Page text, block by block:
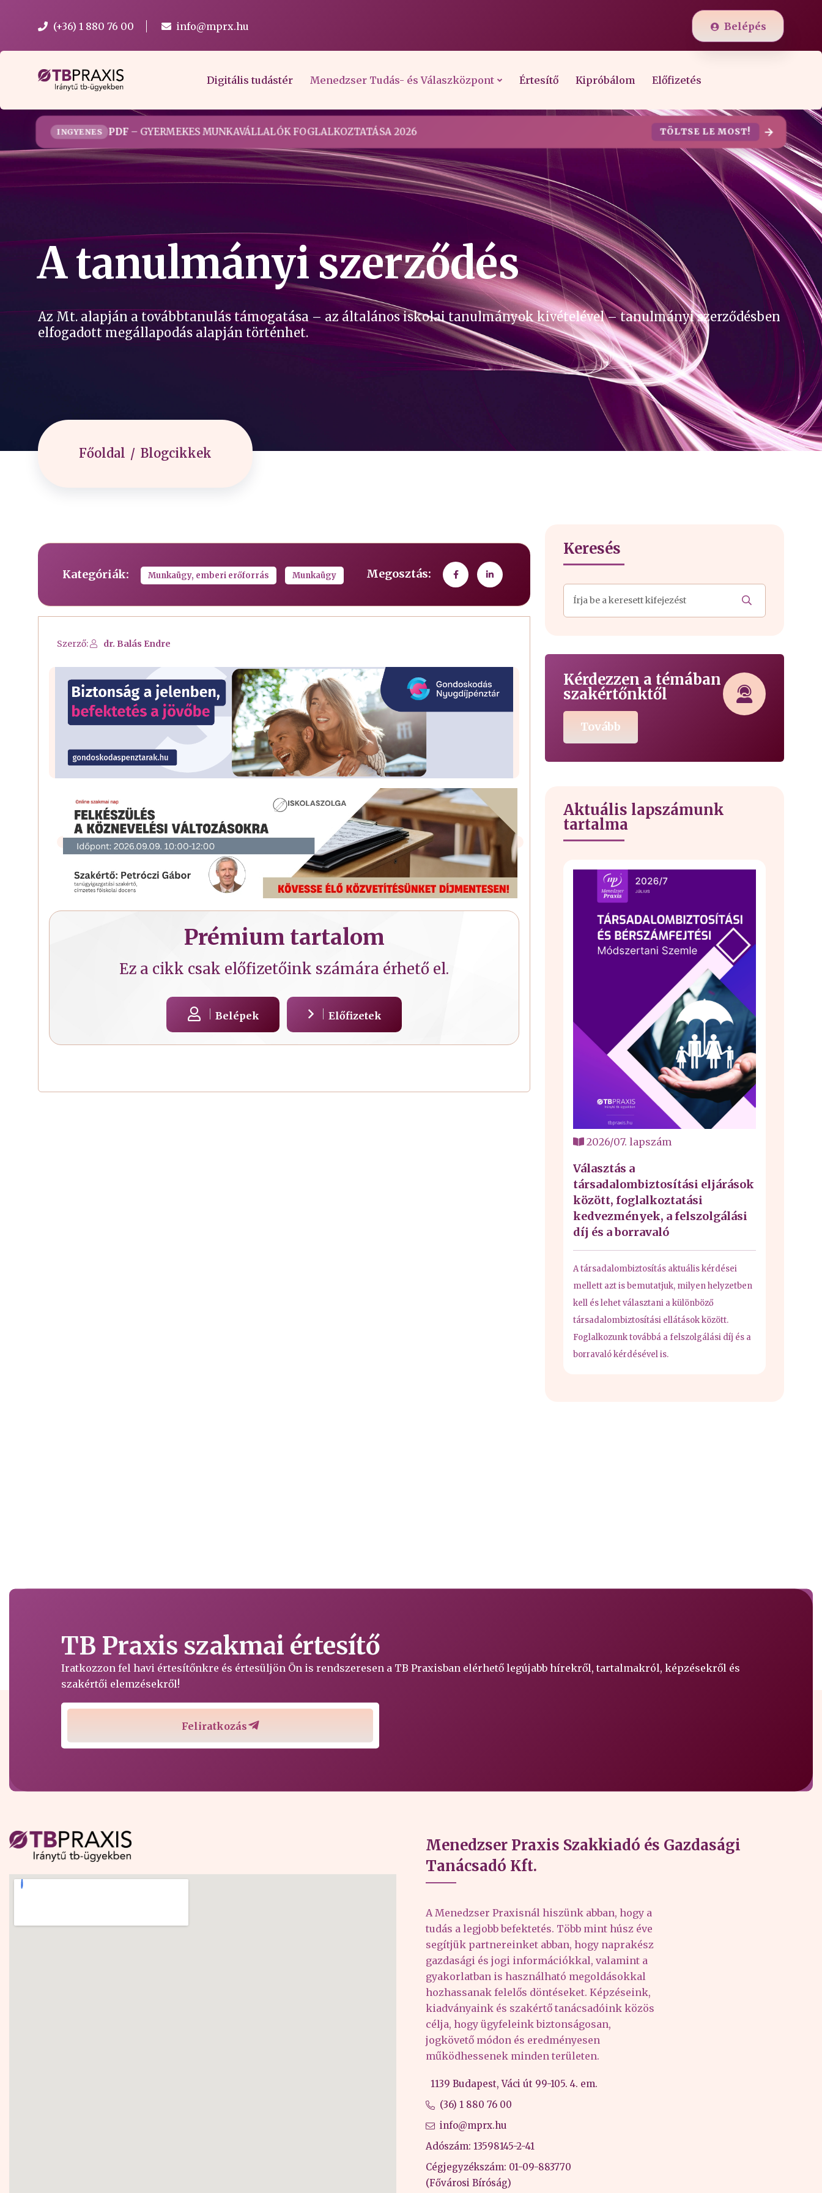
(+36) 1 880 76 00 info@mprx.hu Belépés
Digitális tudástér Menedzser Tudás- és Válaszközpont Értesítő Kipróbálom Előfizetés
INGYENES PDF – GYERMEKES MUNKAVÁLLALÓK FOGLALKOZTATÁSA 2026 TÖLTSE LE MOST!
A tanulmányi szerződés
Az Mt. alapján a továbbtanulás támogatása – az általános iskolai tanulmányok kivételével – tanulmányi szerződésben
elfogadott megállapodás alapján történhet.
Főoldal Blogcikkek
Kategóriák: Munkaügy, emberi erőforrás Munkaügy Megosztás:
Szerző: dr. Balás Endre
Prémium tartalom
Ez a cikk csak előfizetőink számára érhető el.
Belépek Előfizetek
Keresés
Kérdezzen a témában
szakértőnktől
Tovább
Aktuális lapszámunk
tartalma
2026/07. lapszám
Választás a
társadalombiztosítási eljárások
között, foglalkoztatási
kedvezmények, a felszolgálási
díj és a borravaló
A társadalombiztosítás aktuális kérdései
mellett azt is bemutatjuk, milyen helyzetben
kell és lehet választani a különböző
társadalombiztosítási ellátások között.
Foglalkozunk továbbá a felszolgálási díj és a
borravaló kérdésével is.
TB Praxis szakmai értesítő
Iratkozzon fel havi értesítőnkre és értesüljön Ön is rendszeresen a TB Praxisban elérhető legújabb hírekről, tartalmakról, képzésekről és
szakértői elemzésekről!
Feliratkozás
Menedzser Praxis Szakkiadó és Gazdasági
Tanácsadó Kft.
A Menedzser Praxisnál hiszünk abban, hogy a
tudás a legjobb befektetés. Több mint húsz éve
segítjük partnereinket abban, hogy naprakész
gazdasági és jogi információkkal, valamint a
gyakorlatban is használható megoldásokkal
hozhassanak felelős döntéseket. Képzéseink,
kiadványaink és szakértő tanácsadóink közös
célja, hogy ügyfeleink biztonságosan,
jogkövető módon és eredményesen
működhessenek minden területen.
1139 Budapest, Váci út 99-105. 4. em.
(36) 1 880 76 00
info@mprx.hu
Adószám: 13598145-2-41
Cégjegyzékszám: 01-09-883770
(Fővárosi Bíróság)